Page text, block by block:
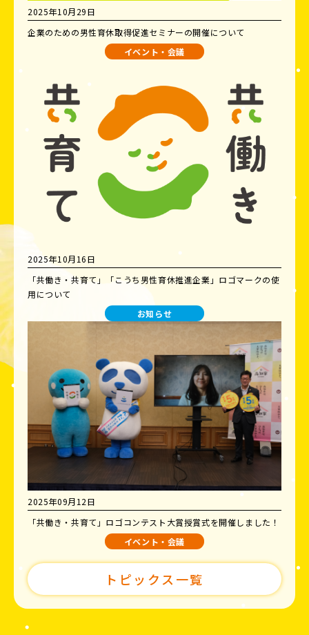
2025年10月29日
企業のための男性育休取得促進セミナーの開催について
イベント・会議
2025年10月16日
「共働き・共育て」「こうち男性育休推進企業」ロゴマークの使
用について
お知らせ
2025年09月12日
「共働き・共育て」ロゴコンテスト大賞授賞式を開催しました！
イベント・会議
トピックス一覧